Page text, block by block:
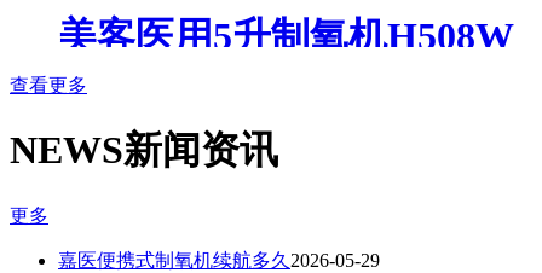
美客医用5升制氧机H508W
查看更多
NEWS新闻资讯
更多
嘉医便携式制氧机续航多久 2026-05-29